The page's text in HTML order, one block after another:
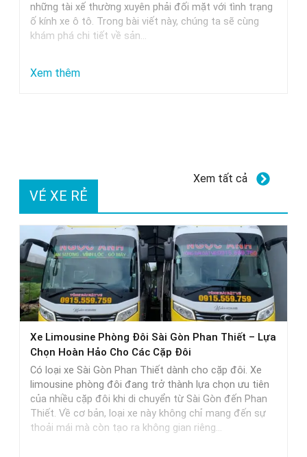
Nguyên,
Milano
những tài xế thường xuyên phải đối mặt với tình trạng
ố kính xe ô tô. Trong bài viết này, chúng ta sẽ cùng
khám phá chi tiết về sản…
Xem thêm:
xe
tô
GETF1:
quả
thực
tế
VÉ XE RẺ
Xem tất cả
Xe Limousine Phòng Đôi Sài Gòn Phan Thiết – Lựa
Chọn Hoàn Hảo Cho Các Cặp Đôi
Có loại xe Sài Gòn Phan Thiết dành cho cặp đôi. Xe
limousine phòng đôi đang trở thành lựa chọn ưu tiên
của nhiều cặp đôi khi di chuyển từ Sài Gòn đến Phan
Thiết. Về cơ bản, loại xe này không chỉ mang đến sự
thoải mái mà còn tạo ra không gian riêng…